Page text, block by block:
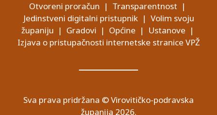
Otvoreni proračun | Transparentnost |
Jedinstveni digitalni pristupnik| Volim svoju
županiju | Gradovi | Općine | Ustanove |
Izjava o pristupačnosti internetske stranice VPŽ
Sva prava pridržana © Virovitičko-podravska
županija 2026.